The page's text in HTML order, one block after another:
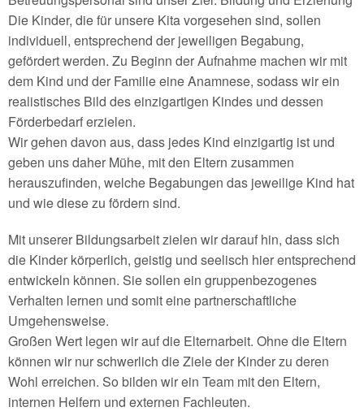
Die Kinder, die für unsere Kita vorgesehen sind, sollen
individuell, entsprechend der jeweiligen Begabung,
gefördert werden. Zu Beginn der Aufnahme machen wir mit
dem Kind und der Familie eine Anamnese, sodass wir ein
realistisches Bild des einzigartigen Kindes und dessen
Förderbedarf erzielen.
Wir gehen davon aus, dass jedes Kind einzigartig ist und
geben uns daher Mühe, mit den Eltern zusammen
herauszufinden, welche Begabungen das jeweilige Kind hat
und wie diese zu fördern sind.
Mit unserer Bildungsarbeit zielen wir darauf hin, dass sich
die Kinder körperlich, geistig und seelisch hier entsprechend
entwickeln können. Sie sollen ein gruppenbezogenes
Verhalten lernen und somit eine partnerschaftliche
Umgehensweise.
Großen Wert legen wir auf die Elternarbeit. Ohne die Eltern
können wir nur schwerlich die Ziele der Kinder zu deren
Wohl erreichen. So bilden wir ein Team mit den Eltern,
internen Helfern und externen Fachleuten.